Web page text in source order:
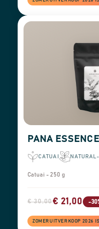
PANA ESSENCE
CATUAI
Catuai - 250 g
€ 30,00€ 21,00 -